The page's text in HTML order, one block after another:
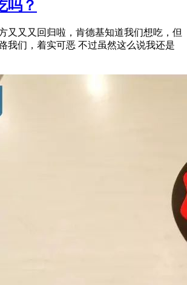
吗？
又又又回归啦，肯德基知道我们想吃，但
我们，着实可恶 不过虽然这么说我还是